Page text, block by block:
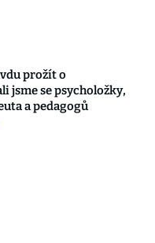
prožít o
jsme se psycholožky,
a pedagogů